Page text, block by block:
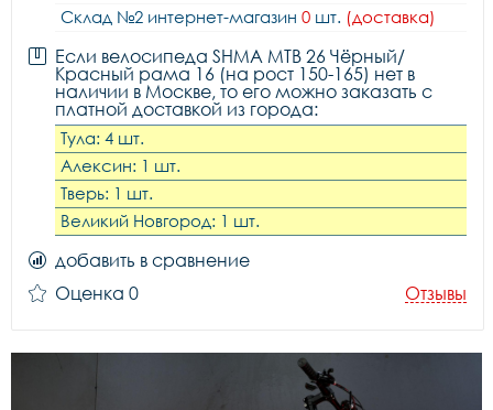
Склад №2 интернет-магазин 0 шт. (доставка)
Если велосипеда SHMA MTB 26 Чёрный/
Красный рама 16 (на рост 150-165) нет в
наличии в Москве, то его можно заказать с
платной доставкой из города:
Тула: 4 шт.
Алексин: 1 шт.
Тверь: 1 шт.
Великий Новгород: 1 шт.
добавить в сравнение
Оценка 0
Отзывы